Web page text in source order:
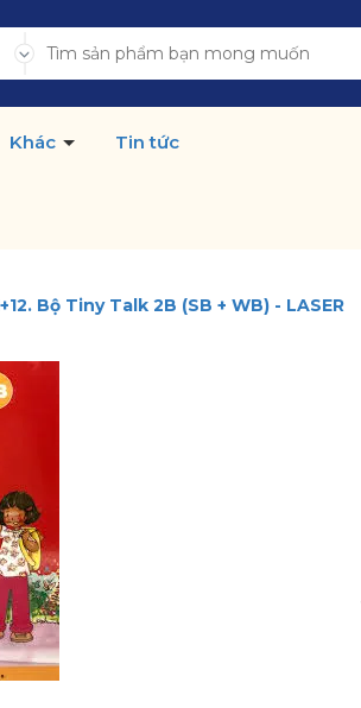
Khác Tin tức
Bộ Tiny Talk 2B (SB + WB) - LASER